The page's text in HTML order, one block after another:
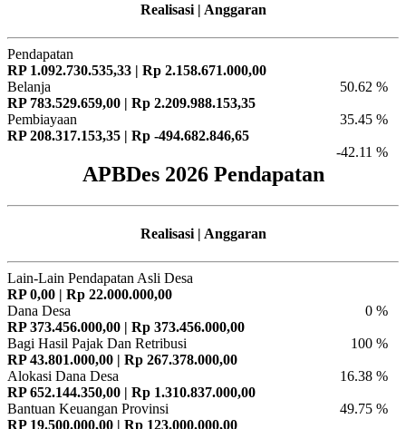
Realisasi | Anggaran
Pendapatan
RP 1.092.730.535,33 | Rp 2.158.671.000,00
50.62 %
Belanja
RP 783.529.659,00 | Rp 2.209.988.153,35
35.45 %
Pembiayaan
RP 208.317.153,35 | Rp -494.682.846,65
-42.11 %
APBDes 2026 Pendapatan
Realisasi | Anggaran
Lain-Lain Pendapatan Asli Desa
RP 0,00 | Rp 22.000.000,00
0 %
Dana Desa
RP 373.456.000,00 | Rp 373.456.000,00
100 %
Bagi Hasil Pajak Dan Retribusi
RP 43.801.000,00 | Rp 267.378.000,00
16.38 %
Alokasi Dana Desa
RP 652.144.350,00 | Rp 1.310.837.000,00
49.75 %
Bantuan Keuangan Provinsi
RP 19.500.000,00 | Rp 123.000.000,00